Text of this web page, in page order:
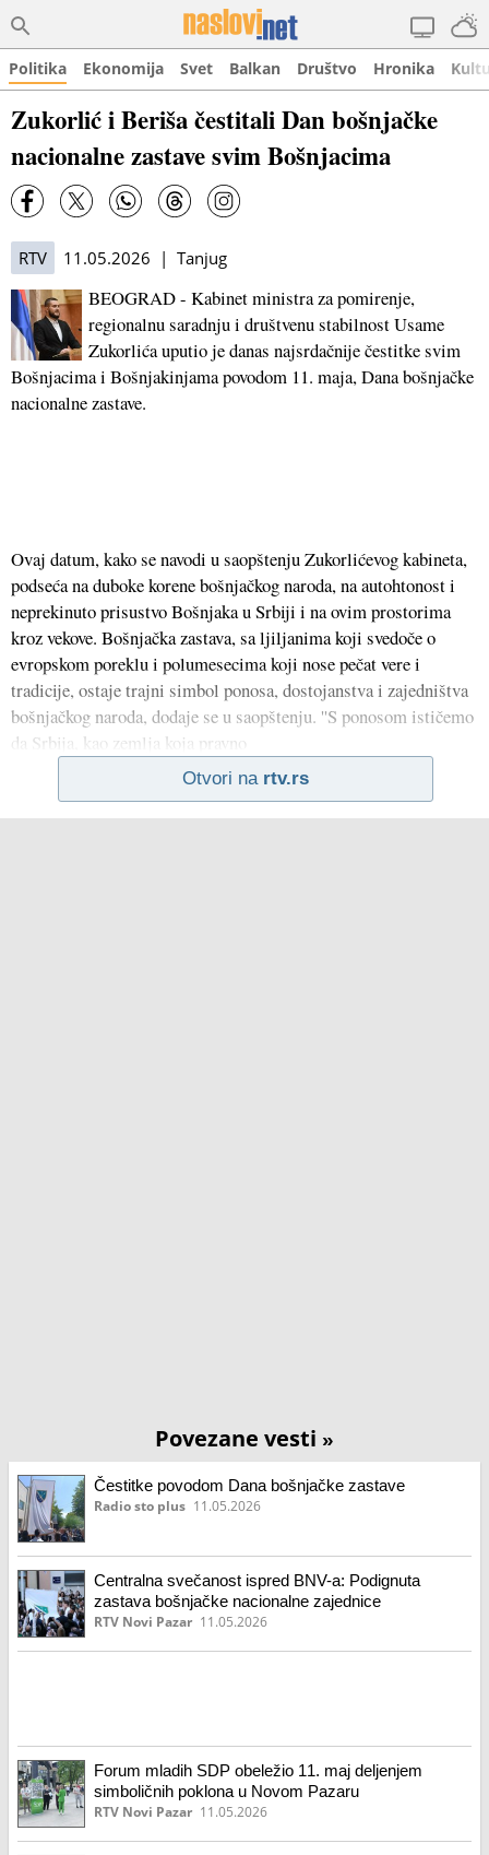
Politika Ekonomija Svet Balkan Društvo Hronika
Zukorlić i Beriša čestitali Dan bošnjačke
nacionalne zastave svim Bošnjacima
RTV 11.05.2026 | Tanjug
BEOGRAD - Kabinet ministra za pomirenje,
regionalnu saradnju i društvenu stabilnost Usame
Zukorlića uputio je danas najsrdačnije čestitke svim
Bošnjacima i Bošnjakinjama povodom 11. maja, Dana bošnjačke
nacionalne zastave.
Ovaj datum, kako se navodi u saopštenju Zukorlićevog kabineta,
podseća na duboke korene bošnjačkog naroda, na autohtonost i
neprekinuto prisustvo Bošnjaka u Srbiji i na ovim prostorima
kroz vekove. Bošnjačka zastava, sa ljiljanima koji svedoče o
evropskom poreklu i polumesecima koji nose pečat vere i
tradicije, ostaje trajni simbol ponosa, dostojanstva i zajedništva
bošnjačkog naroda, dodaje se u saopštenju. ''S ponosom ističemo
da Srbija, kao zemlja koja pravno
Otvori na rtv.rs
Povezane vesti »
Čestitke povodom Dana bošnjačke zastave
Radio sto plus 11.05.2026
Centralna svečanost ispred BNV-a: Podignuta
zastava bošnjačke nacionalne zajednice
RTV Novi Pazar 11.05.2026
Forum mladih SDP obeležio 11. maj deljenjem
simboličnih poklona u Novom Pazaru
RTV Novi Pazar 11.05.2026